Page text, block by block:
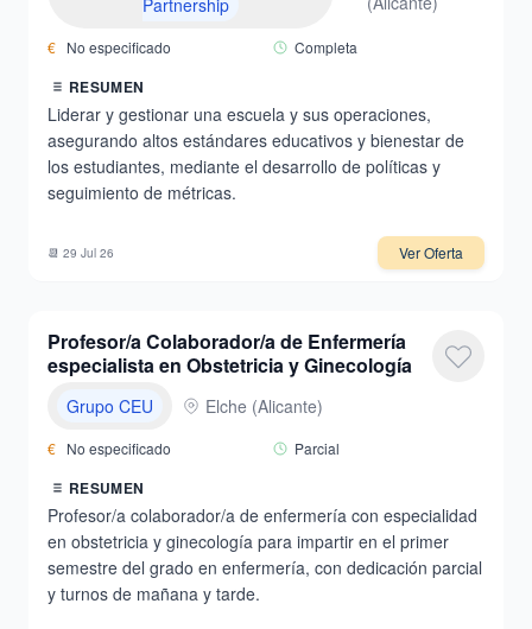
Partnership
€ No especificado Completa
RESUMEN
Liderar y gestionar una escuela y sus operaciones,
asegurando altos estándares educativos y bienestar de
los estudiantes, mediante el desarrollo de políticas y
seguimiento de métricas.
📆 29 Jul 26 Ver Oferta
Profesor/a Colaborador/a de Enfermería
especialista en Obstetricia y Ginecología
Grupo CEU Elche (Alicante)
€ No especificado Parcial
RESUMEN
Profesor/a colaborador/a de enfermería con especialidad
en obstetricia y ginecología para impartir en el primer
semestre del grado en enfermería, con dedicación parcial
y turnos de mañana y tarde.